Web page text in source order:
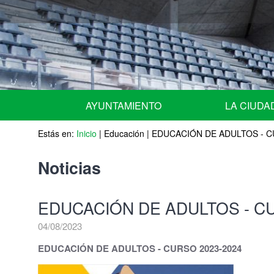
AYUNTAMIENTO
URGENTE - NOTICIAS de ULTIMA HORA -
Equipo de Gobierno
Miembros de la Junta de Gobierno Local
Comisiones Informativas | Comisión Asesora
Nombramiento de representantes de la
LA
Situación
Fiestas
Agenda
Estás en: Inicio | Educación | EDUCACIÓN DE ADULTOS -
Noticias
EDUCACIÓN DE ADULTOS -
04/08/2023
EDUCACIÓN DE ADULTOS - CURSO 2023-2024